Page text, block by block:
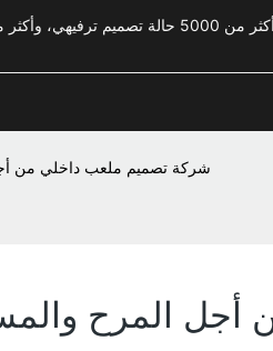
شركة تصميم ملعب داخلي من
المرح